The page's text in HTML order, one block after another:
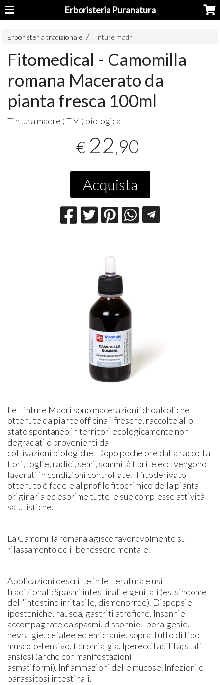
Erboristeria Puranatura
Erboristeria tradizionale Tinture madri
Fitomedical - Camomilla
romana Macerato da
pianta fresca 100ml
Tintura madre ( TM ) biologica
€ 22,90
Acquista
Le Tinture Madri sono macerazioni idroalcoliche
ottenute da piante officinali fresche, raccolte allo
stato spontaneo in territori ecologicamente non
degradati o provenienti da
coltivazioni biologiche. Dopo poche ore dalla raccolta
fiori, foglie, radici, semi, sommità fiorite ecc. vengono
lavorati in condizioni controllate. Il fitoderivato
ottenuto è fedele al profilo fitochimico della pianta
originaria ed esprime tutte le sue complesse attività
salutistiche.
La Camomilla romana agisce favorevolmente sul
rilassamento ed il benessere mentale.
Applicazioni descritte in letteratura e usi
tradizionali: Spasmi intestinali e genitali (es. sindome
dell'intestino irritabile, dismenorree). Dispepsie
iposteniche, nausea, gastriti atrofiche. Insonnie
accompagnate da spasmi, dissonnie. Iperalgesie,
nevralgie, cefalee ed emicranie, soprattutto di tipo
muscolo-tensivo, fibromialgia. Ipereccitabilità; stati
ansiosi (anche con manifestazioni
asmatiformi). Infiammazioni delle mucose. Infezioni e
parassitosi intestinali.